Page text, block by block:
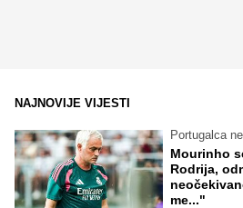
NAJNOVIJE VIJESTI
Portugalca
Mourinho
Rodrija,
me..."